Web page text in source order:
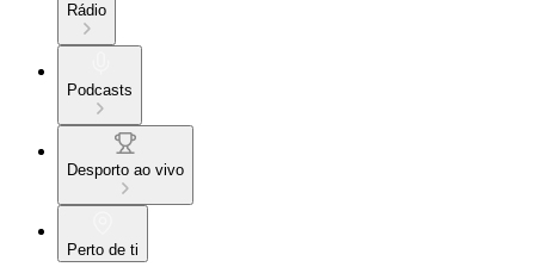
Rádio
Podcasts
Desporto ao vivo
Perto de ti